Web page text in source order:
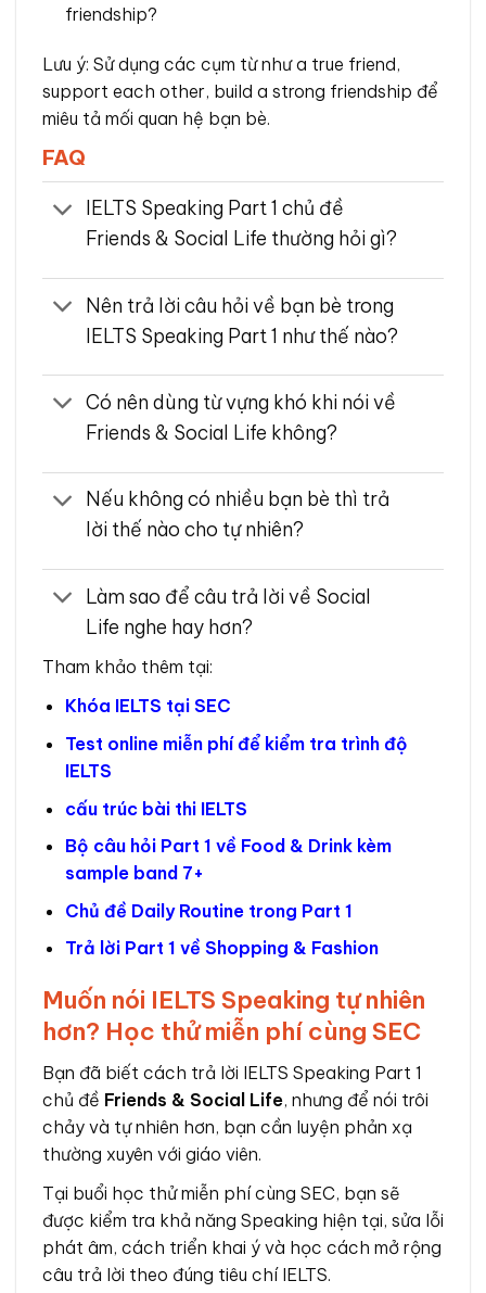
friendship?
Lưu ý: Sử dụng các cụm từ như a true friend,
support each other, build a strong friendship để
miêu tả mối quan hệ bạn bè.
FAQ
IELTS Speaking Part 1 chủ đề
Friends & Social Life thường hỏi gì?
Nên trả lời câu hỏi về bạn bè trong
IELTS Speaking Part 1 như thế nào?
Có nên dùng từ vựng khó khi nói về
Friends & Social Life không?
Nếu không có nhiều bạn bè thì trả
lời thế nào cho tự nhiên?
Làm sao để câu trả lời về Social
Life nghe hay hơn?
Tham khảo thêm tại:
Khóa IELTS tại SEC
Test online miễn phí để kiểm tra trình độ
IELTS
cấu trúc bài thi IELTS
Bộ câu hỏi Part 1 về Food & Drink kèm
sample band 7+
Chủ đề Daily Routine trong Part 1
Trả lời Part 1 về Shopping & Fashion
Muốn nói IELTS Speaking tự nhiên
hơn? Học thử miễn phí cùng SEC
Bạn đã biết cách trả lời IELTS Speaking Part 1
chủ đề Friends & Social Life, nhưng để nói trôi
chảy và tự nhiên hơn, bạn cần luyện phản xạ
thường xuyên với giáo viên.
Tại buổi học thử miễn phí cùng SEC, bạn sẽ
được kiểm tra khả năng Speaking hiện tại, sửa lỗi
phát âm, cách triển khai ý và học cách mở rộng
câu trả lời theo đúng tiêu chí IELTS.